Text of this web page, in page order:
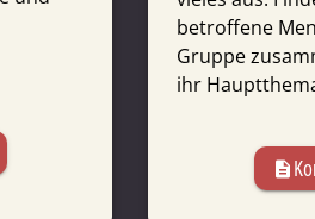
betroffene
Gruppe
ihr
description